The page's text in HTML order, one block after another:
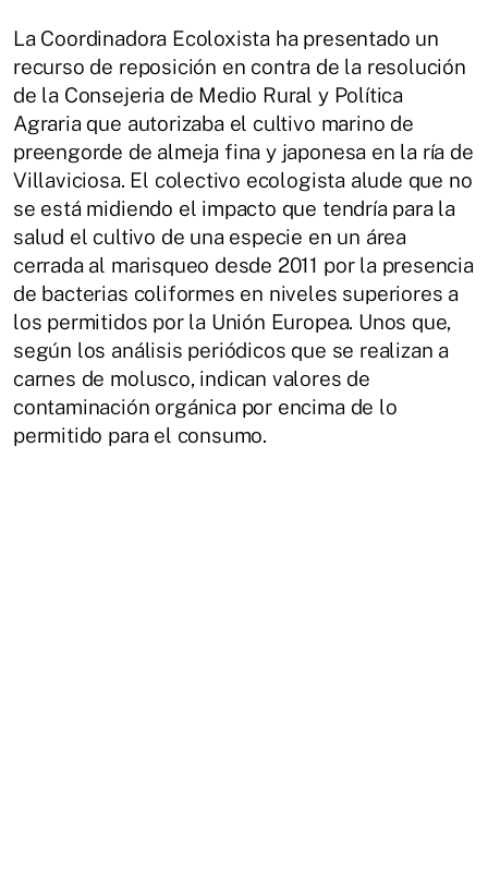
La Coordinadora Ecoloxista ha presentado un
recurso de reposición en contra de la resolución
de la Consejeria de Medio Rural y Política
Agraria que autorizaba el cultivo marino de
preengorde de almeja fina y japonesa en la ría de
Villaviciosa. El colectivo ecologista alude que no
se está midiendo el impacto que tendría para la
salud el cultivo de una especie en un área
cerrada al marisqueo desde 2011 por la presencia
de bacterias coliformes en niveles superiores a
los permitidos por la Unión Europea. Unos que,
según los análisis periódicos que se realizan a
carnes de molusco, indican valores de
contaminación orgánica por encima de lo
permitido para el consumo.